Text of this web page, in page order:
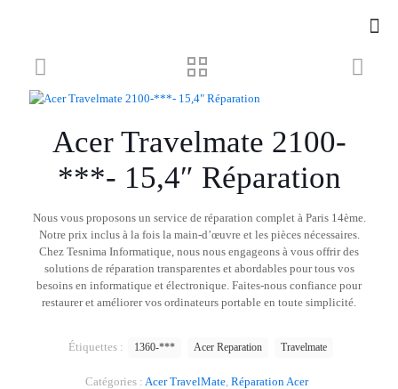
Acer Travelmate 2100-
***- 15,4″ Réparation
Nous vous proposons un service de réparation complet à Paris 14ème.
Notre prix inclus à la fois la main-d’œuvre et les pièces nécessaires.
Chez Tesnima Informatique, nous nous engageons à vous offrir des
solutions de réparation transparentes et abordables pour tous vos
besoins en informatique et électronique. Faites-nous confiance pour
restaurer et améliorer vos ordinateurs portable en toute simplicité.
Catégories : Acer TravelMate, Réparation Acer
Étiquettes : 1360-*** Acer Reparation Travelmate